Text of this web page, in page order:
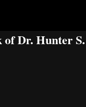
Dr. Hunter S.